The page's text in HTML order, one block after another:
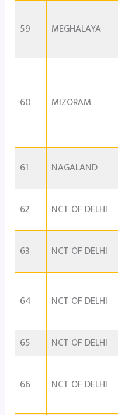
59 MEGHALAYA
60 MIZORAM
61 NAGALAND
62 NCT OF DELHI
63 NCT OF DELHI
64 NCT OF DELHI
65 NCT OF DELHI
66 NCT OF DELHI